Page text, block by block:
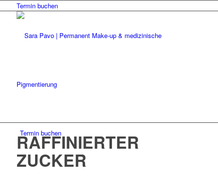
Termin buchen
Termin buchen
RAFFINIERTER
ZUCKER